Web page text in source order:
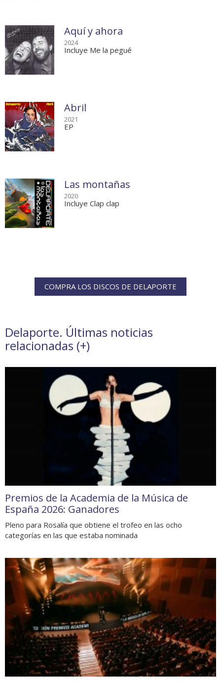
Aquí y ahora
2024
Incluye Me la pegué
Abril
2021
EP
Las montañas
2020
Incluye Clap clap
COMPRA LOS DISCOS DE DELAPORTE
Delaporte. Últimas noticias
relacionadas (+)
Premios de la Academia de la Música de
España 2026: Ganadores
Pleno para Rosalía que obtiene el trofeo en las ocho
categorías en las que estaba nominada